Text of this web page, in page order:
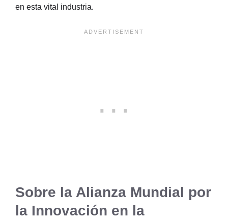
en esta vital industria.
Sobre la Alianza Mundial por
la Innovación en la